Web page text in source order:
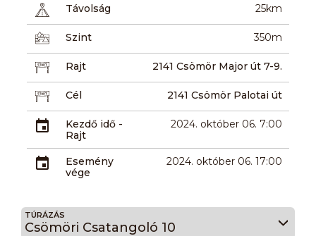
Távolság
25km
Szint 350m
Rajt 2141 Csömör Major út 7-9.
Cél 2141 Csömör Palotai út
Kezdő idő -
Rajt
2024. október 06. 7:00
Esemény
vége
2024. október 06. 17:00
TÚRÁZÁS
Csömöri Csatangoló 10